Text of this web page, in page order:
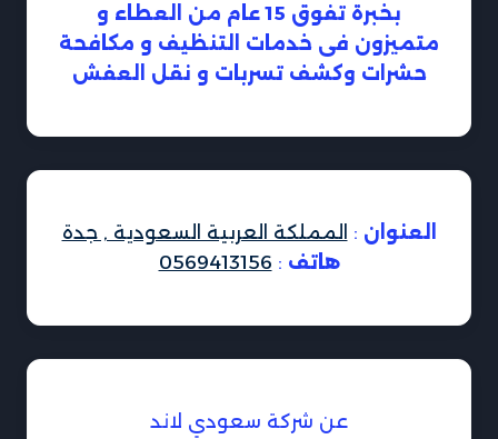
بخبرة تفوق 15 عام من العطاء و
متميزون فى خدمات التنظيف و مكافحة
حشرات وكشف تسربات و نقل العفش
العنوان : المملكة العربية السعودية , جدة
هاتف :
0569413156
عن شركة سعودي لاند